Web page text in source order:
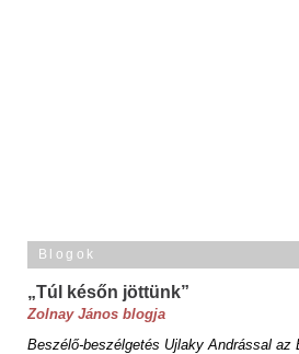
Blogok
„Túl későn jöttünk”
Zolnay János blogja
Beszélő-beszélgetés Ujlaky Andrással az